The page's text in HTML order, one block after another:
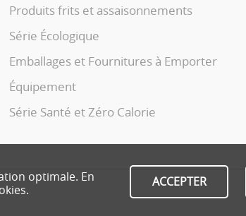
optimale. En
ACCEPTER
Produits frits et assaisonnements
Série Écologique
Emballages et Fournitures à Emporter
Équipement
Série Santé et Zéro Calorie